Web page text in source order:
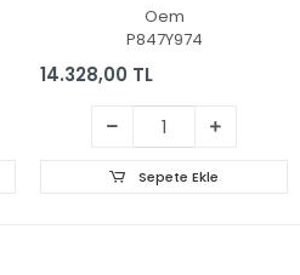
Oem
P847Y974
14.328,00 TL
Sepete Ekle